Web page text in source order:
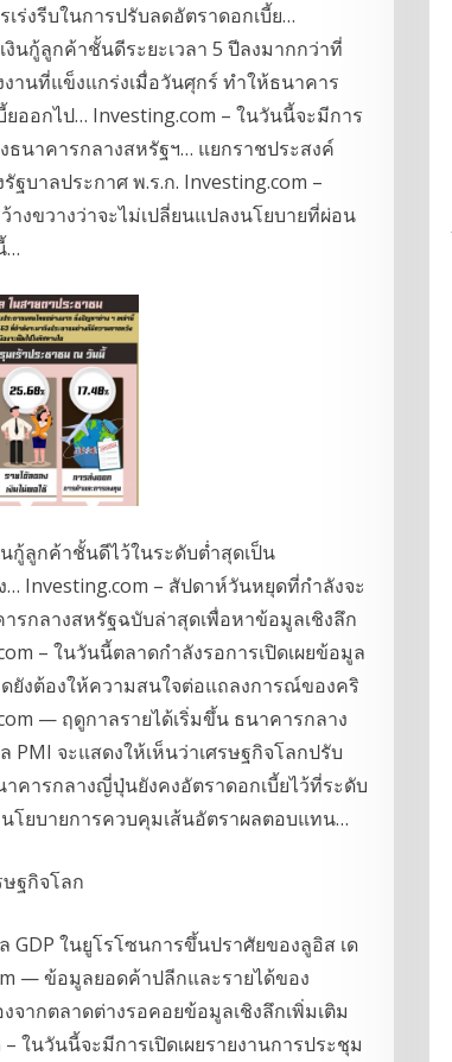
ร่งรีบในการปรับลดอัตราดอกเบี้ย…
นกู้ลูกค้าชั้นดีระยะเวลา 5 ปีลงมากกว่าที่
านที่แข็งแกร่งเมื่อวันศุกร์ ทำให้ธนาคาร
ออกไป… Investing.com – ในวันนี้จะมีการ
ธนาคารกลางสหรัฐฯ… แยกราชประสงค์
บาลประกาศ พ.ร.ก. Investing.com –
งขวางว่าจะไม่เปลี่ยนแปลงนโยบายที่ผ่อน
…
กู้ลูกค้าชั้นดีไว้ในระดับต่ำสุดเป็น
Investing.com – สัปดาห์วันหยุดที่กำลังจะ
รกลางสหรัฐฉบับล่าสุดเพื่อหาข้อมูลเชิงลึก
– ในวันนี้ตลาดกำลังรอการเปิดเผยข้อมูล
ยังต้องให้ความสนใจต่อแถลงการณ์ของคริ
— ฤดูกาลรายได้เริ่มขึ้น ธนาคารกลาง
จะแสดงให้เห็นว่าเศรษฐกิจโลกปรับ
คารกลางญี่ปุ่นยังคงอัตราดอกเบี้ยไว้ที่ระดับ
โยบายการควบคุมเส้นอัตราผลตอบแทน…
ในยูโรโซนการขึ้นปราศัยของลูอิส เด
— ข้อมูลยอดค้าปลีกและรายได้ของ
ากตลาดต่างรอคอยข้อมูลเชิงลึกเพิ่มเติม
ในวันนี้จะมีการเปิดเผยรายงานการประชุม